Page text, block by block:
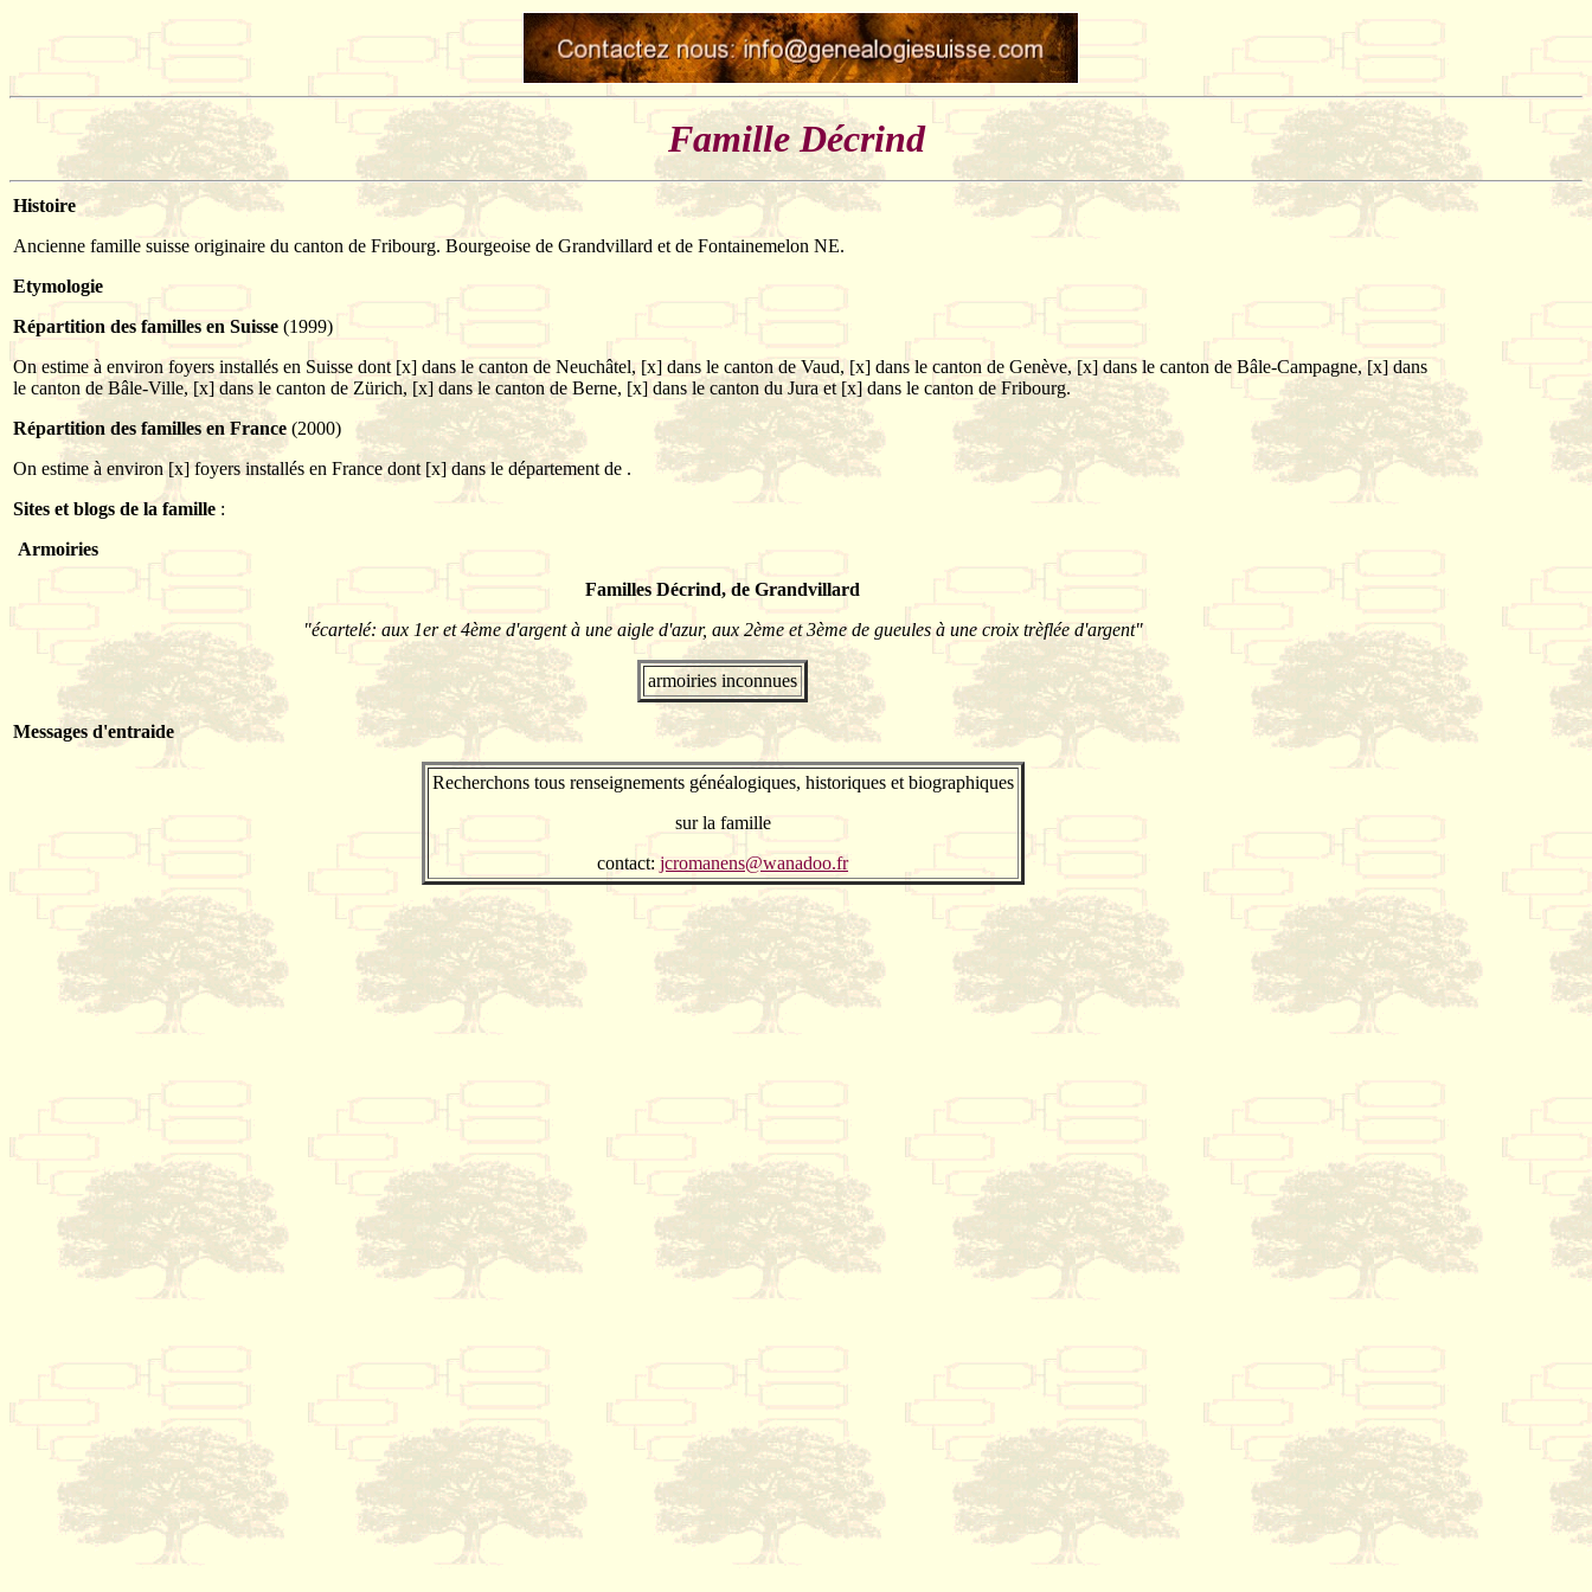
FamilleDécrind
Histoire
Ancienne famille suisse originaire du canton de Fribourg. Bourgeoise de Grandvillard et de Fontainemelon NE.
Etymologie
Répartition des familles en Suisse (1999)
On estime à environ foyers installés en Suisse dont [x] dans le canton de Neuchâtel, [x] dans le canton de Vaud, [x] dans le canton de Genève, [x] dans le canton de Bâle-Campagne, [x] dans
le canton de Bâle-Ville, [x] dans le canton de Zürich, [x] dans le canton de Berne, [x] dans le canton du Jura et [x] dans le canton de Fribourg.
Répartition des familles en France (2000)
On estime à environ [x] foyers installés en France dont [x] dans le département de .
Sites et blogs de la famille :
Armoiries
Familles Décrind, de Grandvillard
"écartelé: aux 1er et 4ème d'argent à une aigle d'azur, aux 2ème et 3ème de gueules à une croix trèflée d'argent"
armoiries inconnues
Messages d'entraide
Recherchons tous renseignements généalogiques, historiques et biographiques
sur la famille
contact: jcromanens@wanadoo.fr